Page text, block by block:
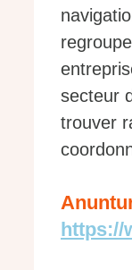
secteur
trouver
https://